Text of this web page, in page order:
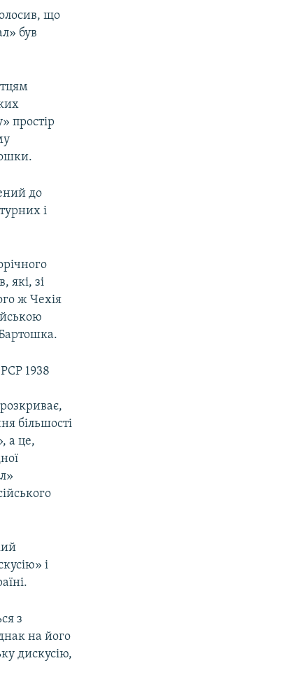
що
був
простір
до
і
які, зі
ж Чехія
1938
більшості
а це,
і
з
на його
дискусію,